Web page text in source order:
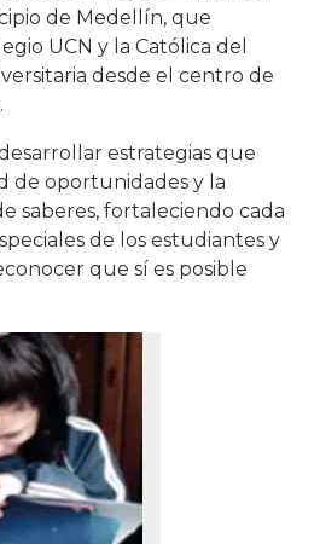
de Medellín, que
UCN y la Católica del
desde el centro de
estrategias que
de oportunidades y la
saberes, fortaleciendo cada
de los estudiantes y
que sí es posible